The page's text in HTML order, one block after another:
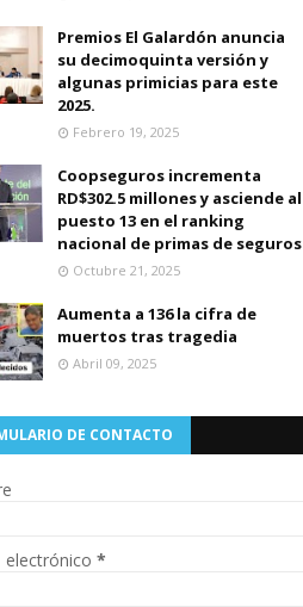
Premios El Galardón anuncia
su decimoquinta versión y
algunas primicias para este
2025.
Febrero 19, 2025
Coopseguros incrementa
RD$302.5 millones y asciende al
puesto 13 en el ranking
nacional de primas de seguros
Octubre 21, 2025
Aumenta a 136 la cifra de
muertos tras tragedia
Abril 09, 2025
DE CONTACTO
electrónico *